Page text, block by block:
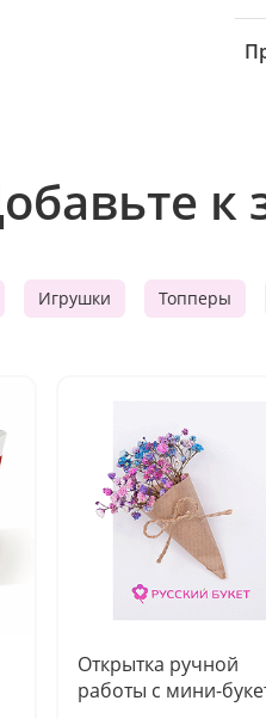
к
Игрушки Топперы
Открытка ручной
работы с мини-